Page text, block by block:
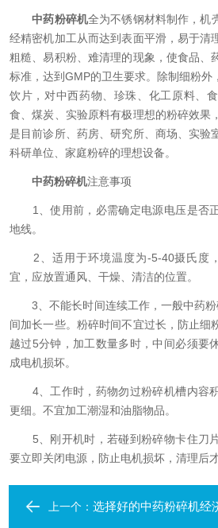
中药粉碎机全为不锈钢材料制作，机
经精密机加工从而达到表面平滑，易于清
粗糙、易积粉、难清理的现象，使食品、
标准，达到GMP的卫生要求。除制细粉外
饮片，对中西药物、珍珠、化工原料、
食、煤炭、实验原料有极理想的粉碎效果
是目前诊所、药房、研究所、商场、实验
科研单位、家庭粉碎的理想设备。
中药粉碎机注意事项
1、使用前，必需确定电源电压是否
地线。
2、适用于环境温度为-5-40摄氏度
宜，应放置通风、干燥、清洁的位置。
3、不能长时间连续工作，一般中药粉
间加长一些。粉碎时间不宜过长，防止细
越过5分钟，加工数量多时，中间必须要
成电机损坏。
4、工作时，药物勿过粉碎机槽内容
更细。不宜加工潮湿和油脂物品。
5、刚开机时，若碰到粉碎物卡住刀片
要立即关闭电源，防止电机损坏，清理后
上一个：选择好的中药粉碎机经